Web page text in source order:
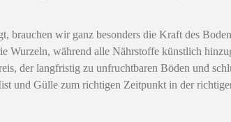
brauchen wir ganz besonders die Kraft des
Wurzeln, während alle Nährstoffe künstlich
der langfristig zu unfruchtbaren Böden und
und Gülle zum richtigen Zeitpunkt in der